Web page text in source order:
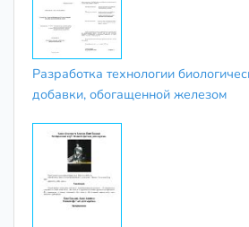
Разработка технологии
добавки, обогащенной железом